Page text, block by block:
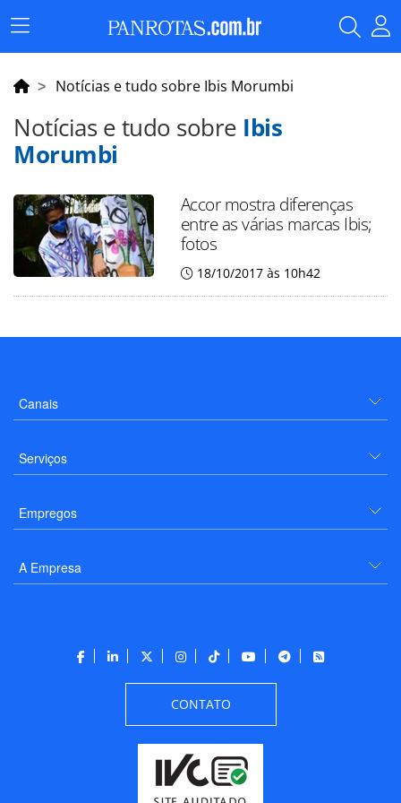
Menu
Principal
Notícias e tudo sobre Ibis Morumbi
Notícias e tudo sobre Ibis
Morumbi
Accor mostra diferenças
entre as várias marcas Ibis;
fotos
18/10/2017 às 10h42
Canais
Serviços
Empregos
A Empresa
CONTATO